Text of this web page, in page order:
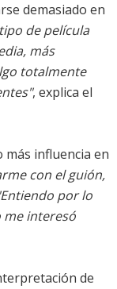
demasiado en
de película
más
totalmente
, explica el
influencia en
con el guión,
por lo
me interesó
de